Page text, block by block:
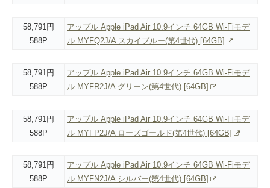
58,791円
588P
アップル Apple iPad Air 10.9インチ 64GB Wi-Fiモデ
ル MYFQ2J/A スカイブルー(第4世代) [64GB]
58,791円
588P
アップル Apple iPad Air 10.9インチ 64GB Wi-Fiモデ
ル MYFR2J/A グリーン(第4世代) [64GB]
58,791円
588P
アップル Apple iPad Air 10.9インチ 64GB Wi-Fiモデ
ル MYFP2J/A ローズゴールド(第4世代) [64GB]
58,791円
588P
アップル Apple iPad Air 10.9インチ 64GB Wi-Fiモデ
ル MYFN2J/A シルバー(第4世代) [64GB]